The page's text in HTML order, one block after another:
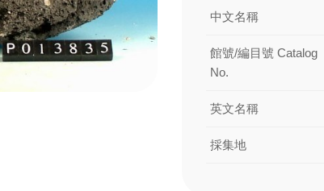
中文名稱
館號/編目號 Catalog
No.
英文名稱
採集地